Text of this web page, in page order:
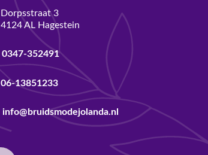
Dorpsstraat 3
4124 AL Hagestein
0347-352491
06-13851233
info@bruidsmodejolanda.nl